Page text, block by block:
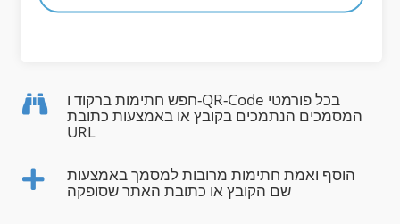
כתובת URL
חפש חתימות ברקוד ו-QR-Code בכל פורמטי
המסמכים הנתמכים בקובץ או באמצעות כתובת
URL
הוסף ואמת חתימות מרובות למסמך באמצעות
שם הקובץ או כתובת האתר שסופקה